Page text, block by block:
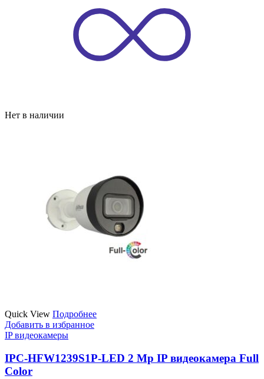
Нет в наличии
Quick View Подробнее
Добавить в избранное
IP видеокамеры
IPC-HFW1239S1P-LED 2 Мр IP видеокамера Full
Color